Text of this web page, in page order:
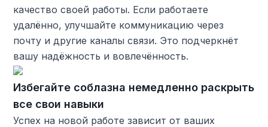
качество своей работы. Если работаете
удалённо, улучшайте коммуникацию через
почту и другие каналы связи. Это подчеркнёт
вашу надёжность и вовлечённость.
Избегайте соблазна немедленно раскрыть
все свои навыки
Успех на новой работе зависит от ваших